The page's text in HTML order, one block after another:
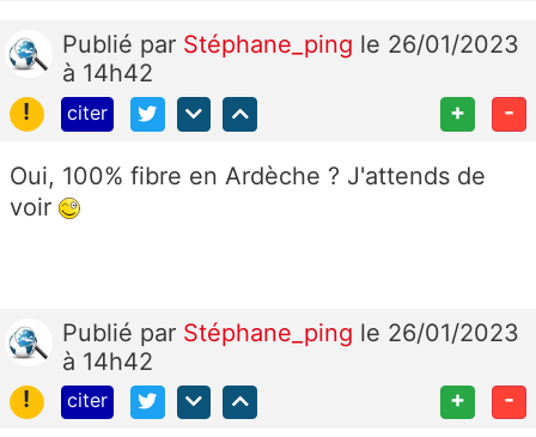
Publié par Stéphane_ping le 26/01/2023
à 14h42
!
citer + -
Oui, 100% fibre en Ardèche ? J'attends de
voir
Publié par Stéphane_ping le 26/01/2023
à 14h42
!
citer + -